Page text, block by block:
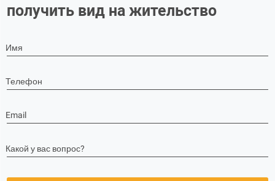
получить вид на жительство
Имя
Телефон
Email
Какой у вас вопрос?